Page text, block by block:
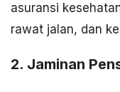
asuransi
rawat jalan, dan
2. Jaminan